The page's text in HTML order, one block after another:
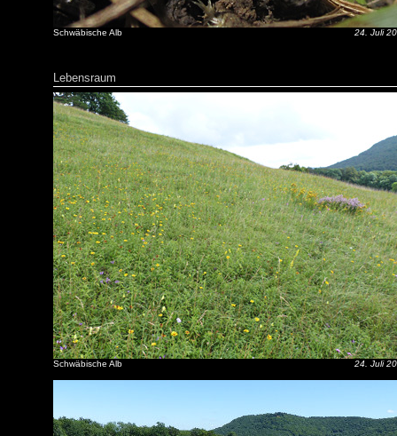
Schwäbische Alb 24. Juli
Lebensraum
Schwäbische Alb 24. Juli